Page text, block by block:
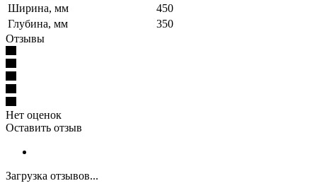
Ширина, мм
450
Глубина, мм
350
Отзывы
Нет оценок
Оставить отзыв
Загрузка отзывов...